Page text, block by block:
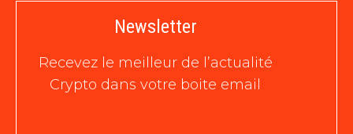
Newsletter
Recevez le meilleur de l’actualité
Crypto dans votre boite email